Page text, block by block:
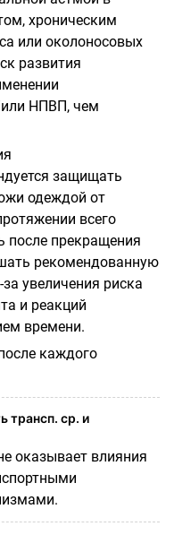
хроническим
или околоносовых
развития
НПВП, чем
защищать
одеждой от
всего
после прекращения
рекомендованную
увеличения риска
и реакций
времени.
каждого
трансп. ср. и
оказывает влияния